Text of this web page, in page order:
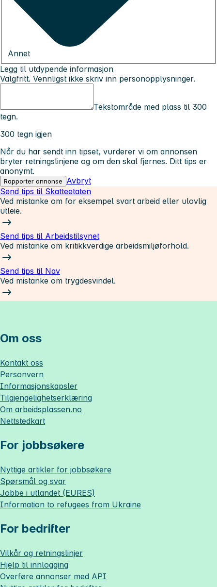
Annet
Legg til utdypende informasjon
Valgfritt. Vennligst ikke skriv inn personopplysninger.
Tekstområde med plass til 300
tegn.
300 tegn igjen
Når du har sendt inn tipset, vurderer vi om annonsen
bryter retningslinjene og om den skal fjernes. Ditt tips er
anonymt.
Rapporter annonse
Avbryt
Send tips til Skatteetaten
Ved mistanke om for eksempel svart arbeid eller ulovlig
utleie.
Send tips til Arbeidstilsynet
Ved mistanke om kritikkverdige arbeidsmiljøforhold.
Send tips til Nav
Ved mistanke om trygdesvindel.
Om oss
Kontakt oss
Personvern
Informasjonskapsler
Tilgjengelighetserklæring
Om arbeidsplassen.no
Nettstedkart
For jobbsøkere
Nyttige artikler for jobbsøkere
Spørsmål og svar
Jobbe i utlandet (EURES)
Information to refugees from Ukraine
For bedrifter
Vilkår og retningslinjer
Hjelp til innlogging
Overføre annonser med API